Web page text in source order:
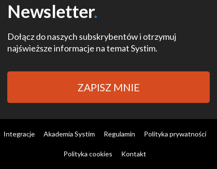
Newsletter.
Dołącz do naszych subskrybentów i otrzymuj
najświeższe informacje na temat Systim.
ZAPISZ MNIE
Integracje Akademia Systim Regulamin Polityka prywatności
Polityka cookies Kontakt